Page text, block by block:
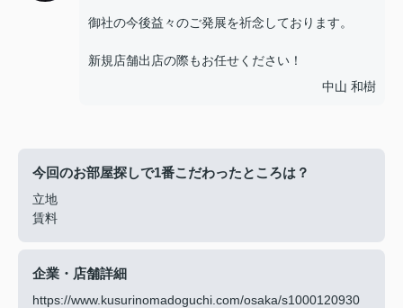
御社の今後益々のご発展を祈念しております。
新規店舗出店の際もお任せください！
中山 和樹
今回のお部屋探しで1番こだわったところは？
立地
賃料
企業・店舗詳細
https://www.kusurinomadoguchi.com/osaka/s1000120930